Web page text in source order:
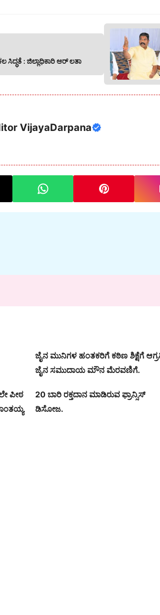
: ಜಿಲ್ಲಾಧಿಕಾರಿ ಆರ್ ಲತಾ
VijayaDarpana
ಜೈನ ಮುನಿಗಳ ಹಂತಕರಿಗೆ ಕಠಿಣ ಶಿಕ್ಷೆಗೆ
ಜೈನ ಸಮುದಾಯ ಮೌನ ಮೆರವಣಿಗೆ.
ಪೀಠ
20 ಬಾರಿ ರಕ್ತದಾನ ಮಾಡಿರುವ ಫ್ರಾನ್ಸಿಸ್
ಡಿಸೋಜ.